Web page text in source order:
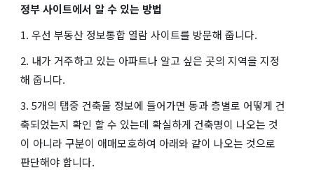
정부 사이트에서 알 수 있는 방법
1. 우선 부동산 정보통합 열람 사이트를 방문해 줍니다.
2. 내가 거주하고 있는 아파트나 알고 싶은 곳의 지역을 지정
해 줍니다.
3. 5개의 탭중 건축물 정보에 들어가면 동과 층별로 어떻게 건
축되었는지 확인 할 수 있는데 확실하게 건축명이 나오는 것
이 아니라 구분이 애매모호하여 아래와 같이 나오는 것으로
판단해야 합니다.